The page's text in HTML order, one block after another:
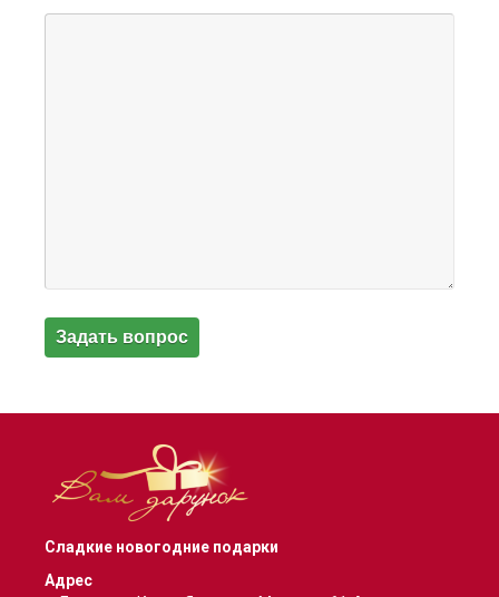
Сладкие новогодние подарки
Адрес